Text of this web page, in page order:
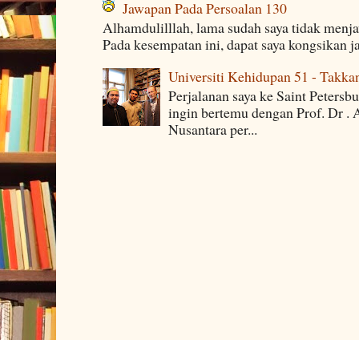
Jawapan Pada Persoalan 130
Alhamdulilllah, lama sudah saya tidak
Pada kesempatan ini, dapat saya kongsikan
Universiti Kehidupan 51 -
Perjalanan saya ke Saint
ingin bertemu dengan Prof. Dr
Nusantara per...